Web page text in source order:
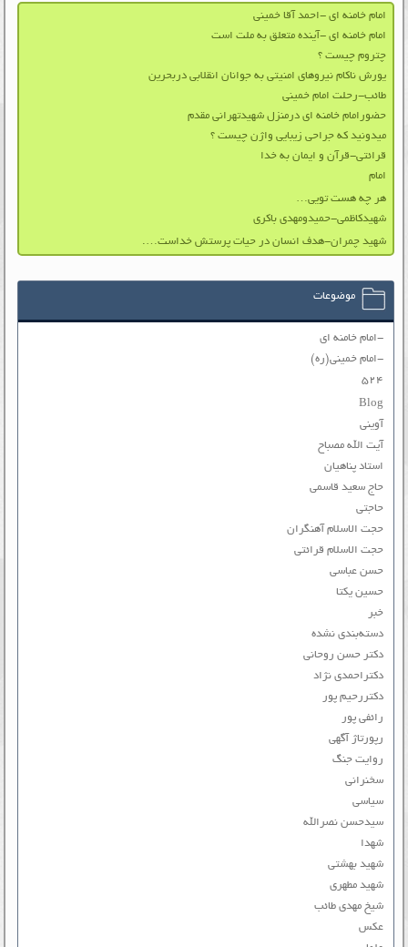
امام خامنه ای -احمد آقا خمینی
امام خامنه ای -آینده متعلق به ملت است
چتروم چیست ؟
یورش ناکام نیروهای امنیتی به جوانان انقلابی دربحرین
طائب-رحلت امام خمینی
حضورامام خامنه ای درمنزل شهیدتهرانی مقدم
میدونید که جراحی زیبایی واژن چیست ؟
قرائتی-قرآن و ایمان به خدا
امام
هر چه هست تویی…
شهیدکاظمی-حمیدومهدی باکری
شهید چمران-هدف انسان در حیات پرستش خداست….
موضوعات
-امام خامنه ای
-امام خمینی(ره)
۵۲۴
Blog
آوینی
آیت الله مصباح
استاد پناهیان
حاج سعید قاسمی
حاجتی
حجت الاسلام آهنگران
حجت الاسلام قرائتی
حسن عباسی
حسین یکتا
خبر
دسته‌بندی نشده
دکتر حسن روحانی
دکتراحمدی نژاد
دکتررحیم پور
رائفی پور
رپورتاژ آگهی
روایت جنگ
سخنرانی
سیاسی
سیدحسن نصرالله
شهدا
شهید بهشتی
شهید مطهری
شیخ مهدی طائب
عکس